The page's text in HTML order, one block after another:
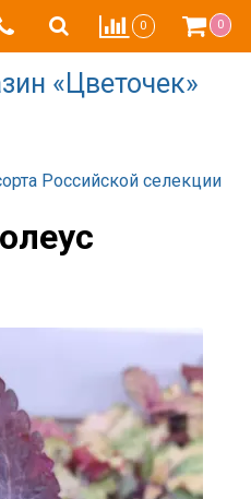
0 0
«Цветочек»
Российской селекции